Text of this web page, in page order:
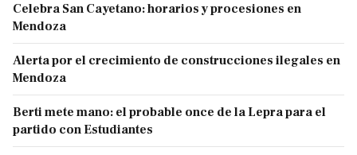
Celebra San Cayetano: horarios y procesiones en
Mendoza
Alerta por el crecimiento de construcciones ilegales en
Mendoza
Berti mete mano: el probable once de la Lepra para el
partido con Estudiantes